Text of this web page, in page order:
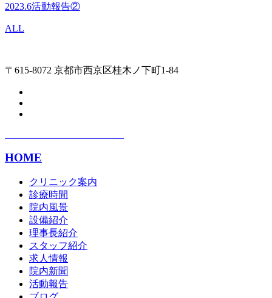
2023.6活動報告②
ALL
〒615-8072 京都市西京区桂木ノ下町1-84
HOME
クリニック案内
診療時間
院内風景
設備紹介
理事長紹介
スタッフ紹介
求人情報
院内新聞
活動報告